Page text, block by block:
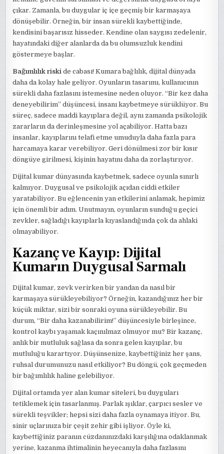
çıkar. Zamanla, bu duygular iç içe geçmiş bir karmaşaya
dönüşebilir. Örneğin, bir insan sürekli kaybettiğinde,
kendisini başarısız hisseder. Kendine olan saygısı zedelenir,
hayatındaki diğer alanlarda da bu olumsuzluk kendini
göstermeye başlar.
Bağımlılık riski de cabası! Kumara bağlılık, dijital dünyada
daha da kolay hale geliyor. Oyunların tasarımı, kullanıcının
sürekli daha fazlasını istemesine neden oluyor. “Bir kez daha
deneyebilirim” düşüncesi, insanı kaybetmeye sürüklüyor. Bu
süreç, sadece maddi kayıplara değil, aynı zamanda psikolojik
zararların da derinleşmesine yol açabiliyor. Hatta bazı
insanlar, kayıplarını telafi etme umuduyla daha fazla para
harcamaya karar verebiliyor. Geri dönülmesi zor bir kısır
döngüye girilmesi, kişinin hayatını daha da zorlaştırıyor.
Dijital kumar dünyasında kaybetmek, sadece oyunla sınırlı
kalmıyor. Duygusal ve psikolojik açıdan ciddi etkiler
yaratabiliyor. Bu eğlencenin yan etkilerini anlamak, hepimiz
için önemli bir adım. Unutmayın, oyunların sunduğu geçici
zevkler, sağladığı kayıplarla kıyaslandığında çok da ahlaki
olmayabiliyor.
Kazanç ve Kayıp: Dijital
Kumarın Duygusal Sarmalı
Dijital kumar, zevk verirken bir yandan da nasıl bir
karmaşaya sürükleyebiliyor? Örneğin, kazandığınız her bir
küçük miktar, sizi bir sonraki oyuna sürükleyebilir. Bu
durum, “Bir daha kazanabilirim!” düşüncesiyle birleşince,
kontrol kaybı yaşamak kaçınılmaz olmuyor mu? Bir kazanç,
anlık bir mutluluk sağlasa da sonra gelen kayıplar, bu
mutluluğu karartıyor. Düşünsenize, kaybettiğiniz her şans,
ruhsal durumunuzu nasıl etkiliyor? Bu döngü, çok geçmeden
bir bağımlılık haline gelebiliyor.
Dijital ortamda yer alan kumar siteleri, bu duyguları
tetiklemek için tasarlanmış. Parlak ışıklar, çarpıcı sesler ve
sürekli teşvikler; hepsi sizi daha fazla oynamaya itiyor. Bu,
sinir uçlarınıza bir çeşit zehir gibi işliyor. Öyle ki,
kaybettiğiniz paranın cüzdanınızdaki karşılığına odaklanmak
yerine, kazanma ihtimalinin heyecanıyla daha fazlasını